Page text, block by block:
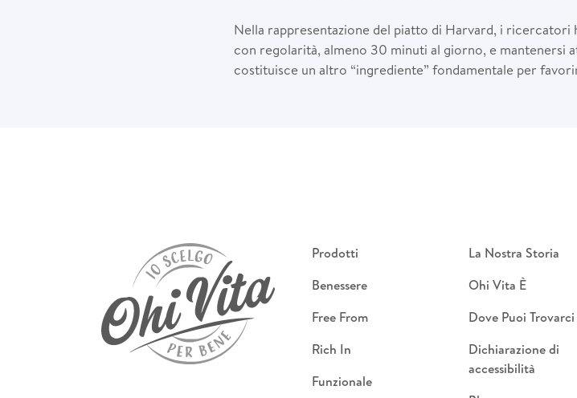
Nella rappresentazione del piatto di Harvard, i ricercatori
con regolarità, almeno 30 minuti al giorno, e mantenersi
costituisce un altro “ingrediente” fondamentale per
Prodotti
Benessere
Free From
Rich In
Funzionale
La Nostra Storia
Ohi Vita È
Dove Puoi Trovarci
Dichiarazione di
accessibilità